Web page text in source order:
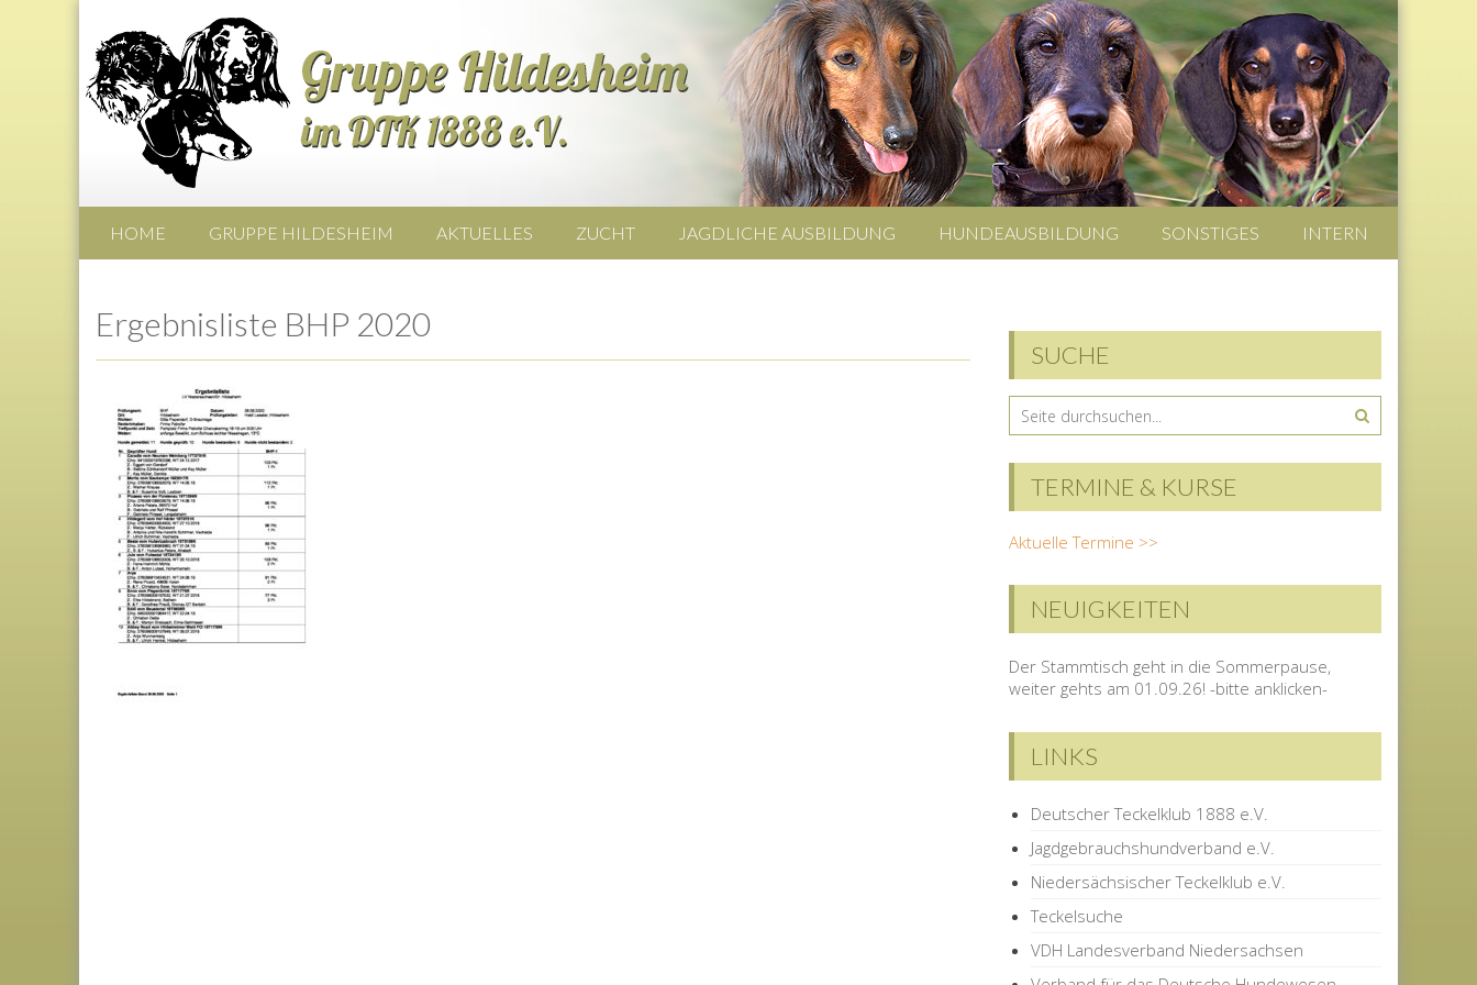
HOME GRUPPE HILDESHEIM AKTUELLES ZUCHT JAGDLICHE AUSBILDUNG HUNDEAUSBILDUNG SONSTIGES INTERN
Ergebnisliste BHP 2020
SUCHE
TERMINE & KURSE
Aktuelle Termine >>
NEUIGKEITEN
Der Stammtisch geht in die Sommerpause,
weiter gehts am 01.09.26! -bitte anklicken-
LINKS
Deutscher Teckelklub 1888 e.V.
Jagdgebrauchshundverband e.V.
Niedersächsischer Teckelklub e.V.
Teckelsuche
VDH Landesverband Niedersachsen